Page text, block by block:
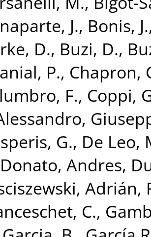
J., Bonis, J.
D., Buzi, D.,
P., Chapron,
F., Coppi,
G., De Leo,
Andres,
Adrián,
C.,